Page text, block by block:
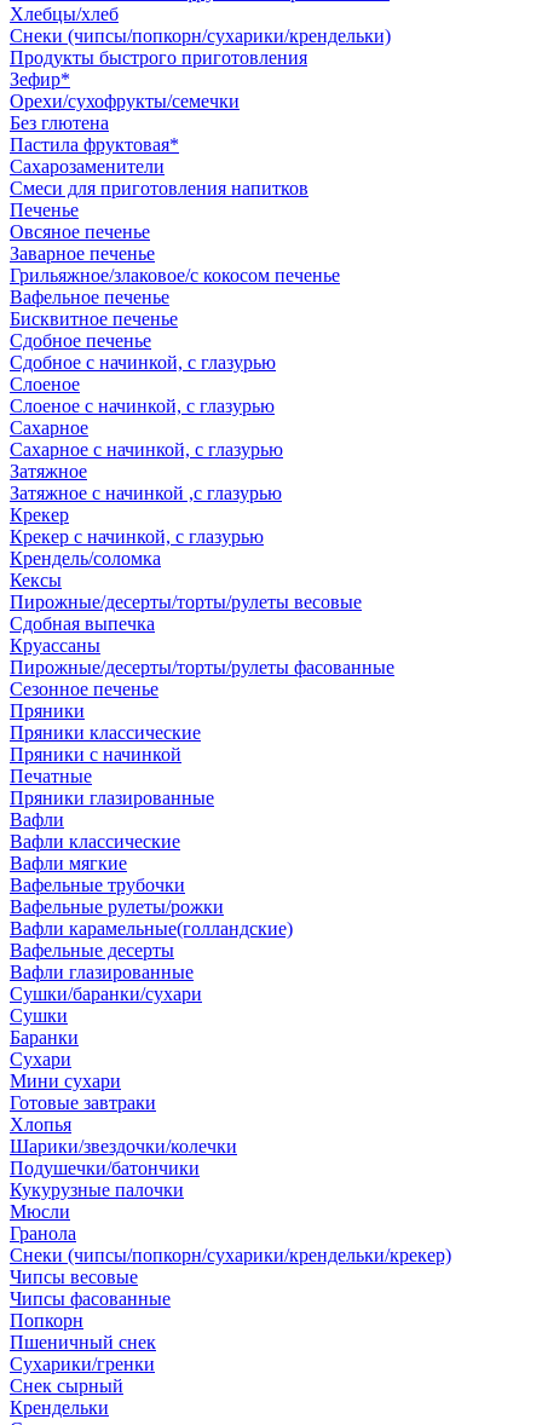
Хлебцы/хлеб
Снеки (чипсы/попкорн/сухарики/крендельки)
Продукты быстрого приготовления
Зефир*
Орехи/сухофрукты/семечки
Без глютена
Пастила фруктовая*
Сахарозаменители
Смеси для приготовления напитков
Печенье
Овсяное печенье
Заварное печенье
Грильяжное/злаковое/с кокосом печенье
Вафельное печенье
Бисквитное печенье
Сдобное печенье
Сдобное с начинкой, с глазурью
Слоеное
Слоеное с начинкой, с глазурью
Сахарное
Сахарное с начинкой, с глазурью
Затяжное
Затяжное с начинкой ,с глазурью
Крекер
Крекер с начинкой, с глазурью
Крендель/соломка
Кексы
Пирожные/десерты/торты/рулеты весовые
Сдобная выпечка
Круассаны
Пирожные/десерты/торты/рулеты фасованные
Сезонное печенье
Пряники
Пряники классические
Пряники с начинкой
Печатные
Пряники глазированные
Вафли
Вафли классические
Вафли мягкие
Вафельные трубочки
Вафельные рулеты/рожки
Вафли карамельные(голландские)
Вафельные десерты
Вафли глазированные
Сушки/баранки/сухари
Сушки
Баранки
Сухари
Мини сухари
Готовые завтраки
Хлопья
Шарики/звездочки/колечки
Подушечки/батончики
Кукурузные палочки
Мюсли
Гранола
Снеки (чипсы/попкорн/сухарики/крендельки/крекер)
Чипсы весовые
Чипсы фасованные
Попкорн
Пшеничный снек
Сухарики/гренки
Снек сырный
Крендельки